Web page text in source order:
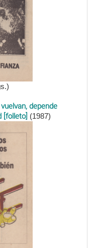
depende
[folleto] (1987)